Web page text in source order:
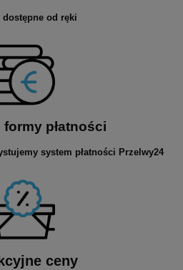
dostępne od ręki
płatności
system płatności Przelwy24
ceny